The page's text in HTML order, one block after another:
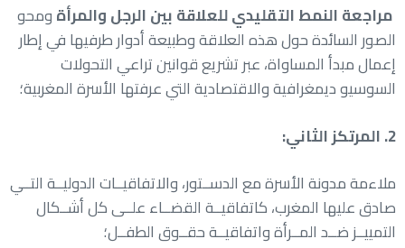
مراجعة النمط التقليدي للعلاقة بين الرجل والمرأةومحو
الصور السائدة حول هذه العلاقة وطبيعة أدوار طرفيها في إطار
إعمال مبدأ المساواة، عبر تشريع قوانين تراعي التحولات
السوسيو ديمغرافية والاقتصادية التي عرفتها الأسرة المغربية؛
2. المرتكز الثاني:
ملاءمة مدونة الأسرة مع الدســتور، والاتفاقيــات الدوليــة التــي
صادق عليها المغرب، كاتفاقيــة القضــاء علــى كل أشــكال
التمييــز ضــد المــرأة واتفاقيــة حقــوق الطفــل؛